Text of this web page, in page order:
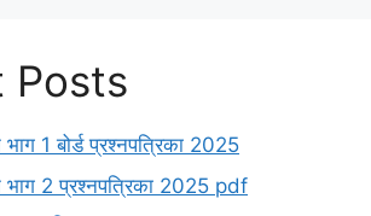
Posts
भाग 1 बोर्ड प्रश्नपत्रिका 2025
भाग 2 प्रश्नपत्रिका 2025 pdf